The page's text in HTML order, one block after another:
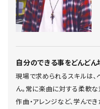
自分のできる事をどんどん
現場で求められるスキルは
ん。常に楽曲に対する柔軟
作曲・アレンジなど、学んで